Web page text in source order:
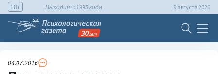
18+ Выходит с 1995 года 9 августа 2026
04.07.2016